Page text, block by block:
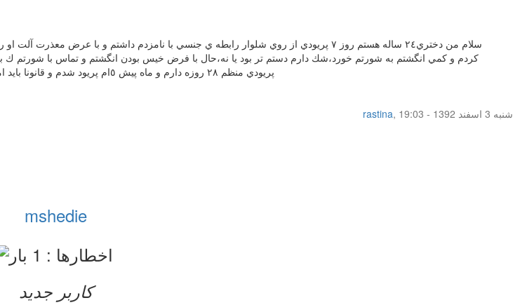
سلام من دختري٢٤ ساله هستم روز ٧ پريودي از روي شلوار رابطه ي جنسي با نامزدم داشتم
كردم و كمي انگشتم به شورتم خورد،شك دارم دستم تر بود يا نه،حال با فرض خيس بودن انگشتم و تماس با شورتم ك
پريودي منظم ٢٨ روزه دارم و ماه پيش ٥ام پريود شدم و قانونا بايد امروز ك ٣ ام هست پريود ميشدم ولي هنوز هيچ حسي ندارم و پريود نشدم لطفا زودتر جواب بدين؟
rastina,
شنبه 3 اسفند 1392 - 19:03
mshedie
کاربر جدید